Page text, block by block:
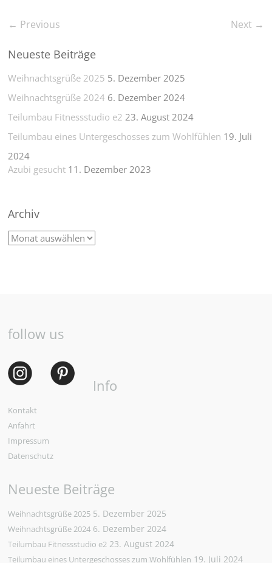
← Previous Next →
Neueste Beiträge
Weihnachtsgrüße 2025 5. Dezember 2025
Weihnachtsgrüße 2024 6. Dezember 2024
Teilumbau Fitnessstudio e2 23. August 2024
Teilumbau eines Untergeschosses zum Wohlfühlen 19. Juli
2024
Azubi gesucht 11. Dezember 2023
Archiv
follow us
Info
Kontakt
Anfahrt
Impressum
Datenschutz
Neueste Beiträge
Weihnachtsgrüße 2025 5. Dezember 2025
Weihnachtsgrüße 2024 6. Dezember 2024
Teilumbau Fitnessstudio e2 23. August 2024
Teilumbau eines Untergeschosses zum Wohlfühlen 19. Juli 2024